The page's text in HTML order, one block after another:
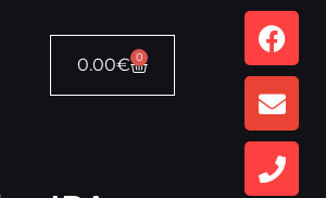
0.00€ 0